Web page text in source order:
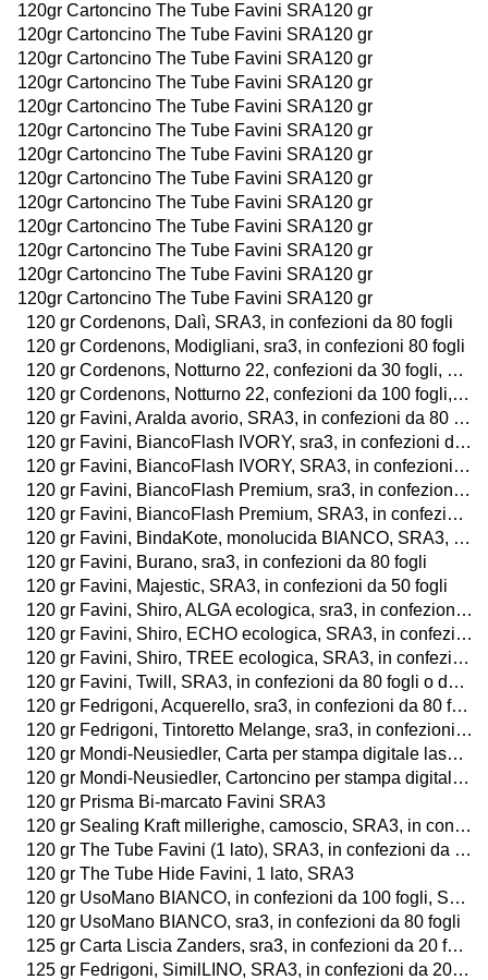
120gr Cartoncino The Tube Favini SRA120 gr
120gr Cartoncino The Tube Favini SRA120 gr
120gr Cartoncino The Tube Favini SRA120 gr
120gr Cartoncino The Tube Favini SRA120 gr
120gr Cartoncino The Tube Favini SRA120 gr
120gr Cartoncino The Tube Favini SRA120 gr
120gr Cartoncino The Tube Favini SRA120 gr
120gr Cartoncino The Tube Favini SRA120 gr
120gr Cartoncino The Tube Favini SRA120 gr
120gr Cartoncino The Tube Favini SRA120 gr
120gr Cartoncino The Tube Favini SRA120 gr
120gr Cartoncino The Tube Favini SRA120 gr
120gr Cartoncino The Tube Favini SRA120 gr
120 gr Cordenons, Dalì, SRA3, in confezioni da 80 fogli
120 gr Cordenons, Modigliani, sra3, in confezioni 80 fogli
120 gr Cordenons, Notturno 22, confezioni da 30 fogli, SRA3
120 gr Cordenons, Notturno 22, confezioni da 100 fogli, sra3
120 gr Favini, Aralda avorio, SRA3, in confezioni da 80 fogli
120 gr Favini, BiancoFlash IVORY, sra3, in confezioni da 80 fogli
120 gr Favini, BiancoFlash IVORY, SRA3, in confezioni da 100 fogli
120 gr Favini, BiancoFlash Premium, sra3, in confezioni da 80 fogli o da 25 buste
120 gr Favini, BiancoFlash Premium, SRA3, in confezioni da 100 fogli o da 25 buste
120 gr Favini, BindaKote, monolucida BIANCO, SRA3, in confezioni da 100 fogli
120 gr Favini, Burano, sra3, in confezioni da 80 fogli
120 gr Favini, Majestic, SRA3, in confezioni da 50 fogli
120 gr Favini, Shiro, ALGA ecologica, sra3, in confezioni da 80 fogli
120 gr Favini, Shiro, ECHO ecologica, SRA3, in confezioni da 80 fogli
120 gr Favini, Shiro, TREE ecologica, SRA3, in confezioni da 80 fogli
120 gr Favini, Twill, SRA3, in confezioni da 80 fogli o da 25 buste
120 gr Fedrigoni, Acquerello, sra3, in confezioni da 80 fogli
120 gr Fedrigoni, Tintoretto Melange, sra3, in confezioni da 80 fogli
120 gr Mondi-Neusiedler, Carta per stampa digitale laser a colori, BIANCO, sra3, in confezioni da 250 fogli
120 gr Mondi-Neusiedler, Cartoncino per stampa digitale laser a colori, BIANCO, SRA3, in confezioni da 250 fogli
120 gr Prisma Bi-marcato Favini SRA3
120 gr Sealing Kraft millerighe, camoscio, SRA3, in confezioni da 100 fogli
120 gr The Tube Favini (1 lato), SRA3, in confezioni da 80 fogli
120 gr The Tube Hide Favini, 1 lato, SRA3
120 gr UsoMano BIANCO, in confezioni da 100 fogli, SRA3
120 gr UsoMano BIANCO, sra3, in confezioni da 80 fogli
125 gr Carta Liscia Zanders, sra3, in confezioni da 20 fogli.
125 gr Fedrigoni, SimilLINO, SRA3, in confezioni da 20 fogli